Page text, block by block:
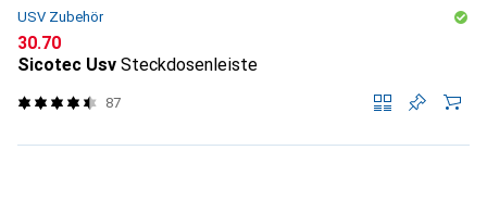
USV Zubehör
CHF
30.70
Sicotec Usv Steckdosenleiste
87